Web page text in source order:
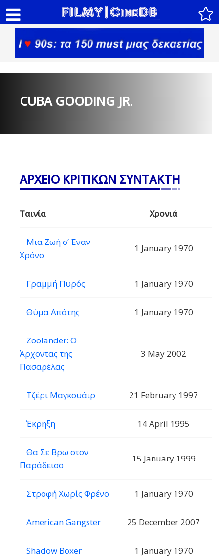
CUBA GOODING JR.
ΑΡΧΕΙΟ ΚΡΙΤΙΚΩΝ ΣΥΝΤΑΚΤΗ
Ταινία Χρονιά
Μια Ζωή σ’ Έναν
Χρόνο
1 January 1970
Γραμμή Πυρός 1 January 1970
Θύμα Απάτης 1 January 1970
Zoolander: Ο
Άρχοντας της
Πασαρέλας
3 May 2002
Τζέρι Μαγκουάιρ 21 February 1997
Έκρηξη 14 April 1995
Θα Σε Βρω στον
Παράδεισο
15 January 1999
Στροφή Χωρίς Φρένο 1 January 1970
American Gangster 25 December 2007
Shadow Boxer 1 January 1970